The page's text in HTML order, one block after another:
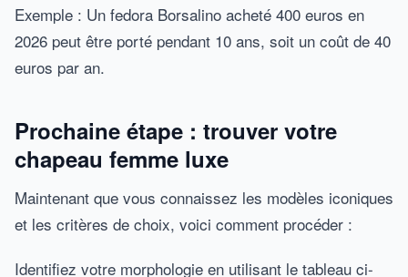
Exemple : Un fedora Borsalino acheté 400 euros en
2026 peut être porté pendant 10 ans, soit un coût de 40
euros par an.
Prochaine étape : trouver votre
chapeau femme luxe
Maintenant que vous connaissez les modèles iconiques
et les critères de choix, voici comment procéder :
Identifiez votre morphologie en utilisant le tableau ci-